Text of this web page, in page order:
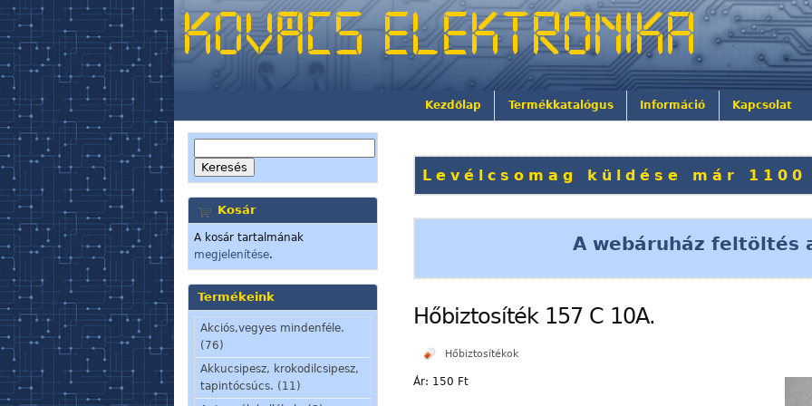
Kezdőlap Termékkatalógus Információ Kapcsolat
Kosár
A kosár tartalmának
megjelenítése.
Termékeink
Akciós,vegyes mindenféle.
(76)
Akkucsipesz, krokodilcsipesz,
tapintócsúcs. (11)
Levélcsomag küldése már
A webáruház feltöltés
Hőbiztosíték 157 C 10A.
Hőbiztosítékok
Ár: 150 Ft